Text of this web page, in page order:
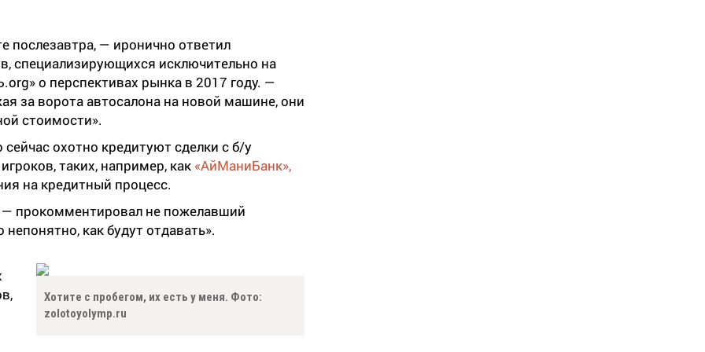
послезавтра, — иронично ответил
специализирующихся исключительно на
о перспективах рынка в 2017 году. —
за ворота автосалона на новой машине, они
стоимости».
охотно кредитуют сделки с б/у
таких, например, как «АйМаниБанк»,
на кредитный процесс.
прокомментировал не пожелавший
как будут отдавать».
Хотите с пробегом, их есть у меня. Фото:
zolotoyolymp.ru